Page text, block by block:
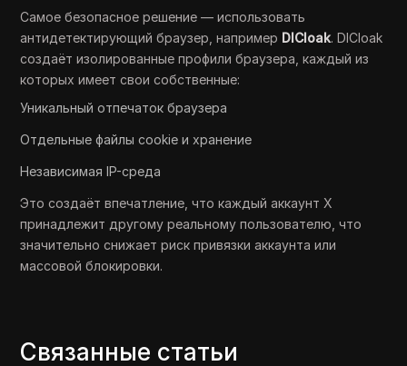
Самое безопасное решение — использовать
антидетектирующий браузер, например DICloak. DICloak
создаёт изолированные профили браузера, каждый из
которых имеет свои собственные:
Уникальный отпечаток браузера
Отдельные файлы cookie и хранение
Независимая IP-среда
Это создаёт впечатление, что каждый аккаунт X
принадлежит другому реальному пользователю, что
значительно снижает риск привязки аккаунта или
массовой блокировки.
Связанные статьи